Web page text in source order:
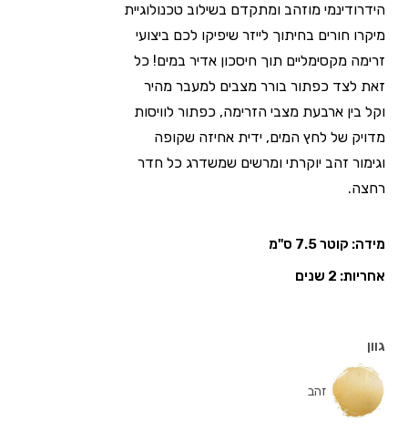
הידרודינמי מוזהב ומתקדם בשילוב טכנולוגיית
מיקרו חורים בחיתוך לייזר שיפיקו לכם ביצועי
זרימה מקסימליים תוך חיסכון אדיר במים! כל
זאת לצד כפתור בורר מצבים למעבר מהיר
וקל בין ארבעת מצבי הזרימה, כפתור לוויסות
מדויק של לחץ המים, ידית אחיזה שקופה
וגימור זהב יוקרתי ומרשים שמשדרג כל חדר
רחצה.
מידה: קוטר 7.5 ס"מ
אחריות: 2 שנים
גוון
זהב